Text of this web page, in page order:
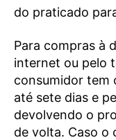
do praticado
Para compras à
internet ou pelo
consumidor tem
até sete dias e
devolvendo o
de volta. Caso o